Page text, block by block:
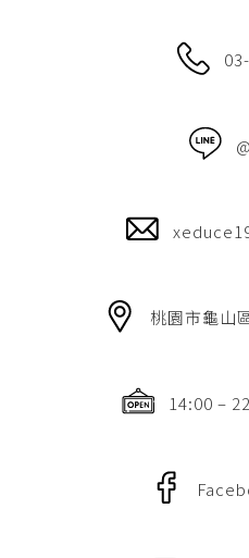
桃園市龜山
14:00 –